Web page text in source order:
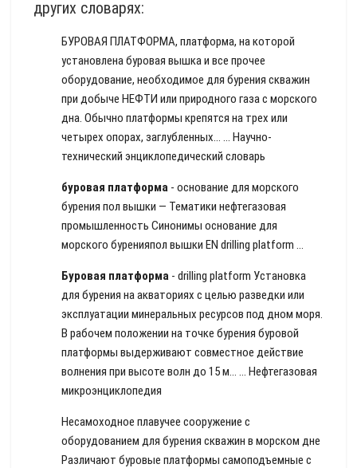
других словарях:
БУРОВАЯ ПЛАТФОРМА, платформа, на которой
установлена буровая вышка и все прочее
оборудование, необходимое для бурения скважин
при добыче НЕФТИ или природного газа с морского
дна. Обычно платформы крепятся на трех или
четырех опорах, заглубленных… … Научно-
технический энциклопедический словарь
буровая платформа - основание для морского
бурения пол вышки — Тематики нефтегазовая
промышленность Синонимы основание для
морского буренияпол вышки EN drilling platform …
Буровая платформа - drilling platform Установка
для бурения на акваториях с целью разведки или
эксплуатации минеральных ресурсов под дном моря.
В рабочем положении на точке бурения буровой
платформы выдерживают совместное действие
волнения при высоте волн до 15 м… … Нефтегазовая
микроэнциклопедия
Несамоходное плавучее сооружение с
оборудованием для бурения скважин в морском дне
Различают буровые платформы самоподъемные с